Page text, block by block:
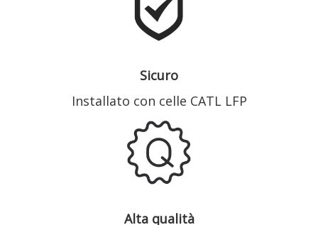
Sicuro
Installato con celle CATL LFP
Alta qualità